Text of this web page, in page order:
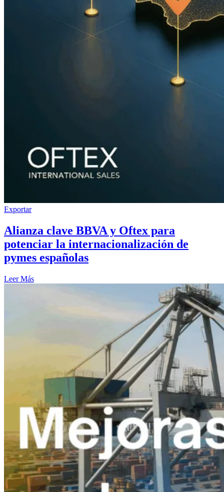
Exportar
Alianza clave BBVA y Oftex para
potenciar la internacionalización de
pymes españolas
Leer Más